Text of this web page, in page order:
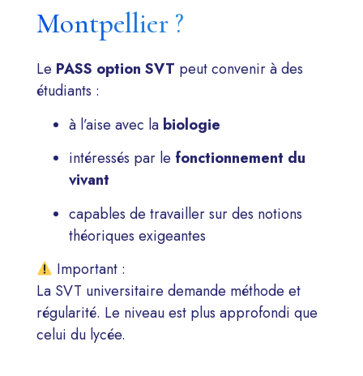
Montpellier ?
Le PASS option SVT peut convenir à des
étudiants :
à l’aise avec la biologie
intéressés par le fonctionnement du
vivant
capables de travailler sur des notions
théoriques exigeantes
Important :
La SVT universitaire demande méthode et
régularité. Le niveau est plus approfondi que
celui du lycée.